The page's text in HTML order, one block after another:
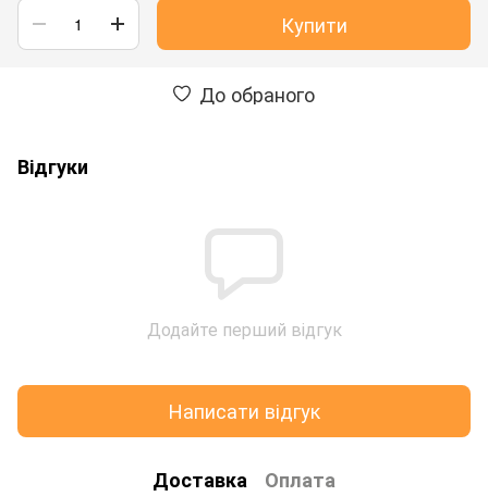
Купити
До обраного
Відгуки
Додайте перший відгук
Написати відгук
Доставка Оплата